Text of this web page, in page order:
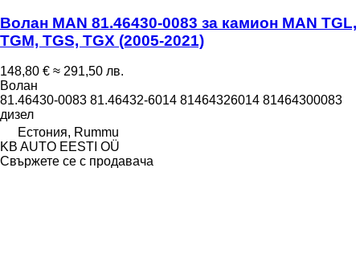
Волан MAN 81.46430-0083 за камион MAN TGL,
TGM, TGS, TGX (2005-2021)
148,80 € ≈ 291,50 лв.
Волан
81.46430-0083 81.46432-6014 81464326014 81464300083
дизел
Естония, Rummu
KB AUTO EESTI OÜ
Свържете се с продавача